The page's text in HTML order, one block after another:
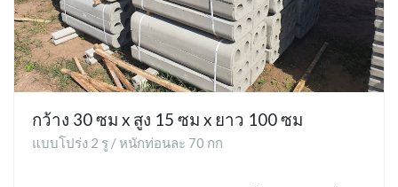
กว้าง 30 ซม x สูง 15 ซม x ยาว 100 ซม
แบบโปร่ง 2 รู / หนักท่อนละ 70 กก